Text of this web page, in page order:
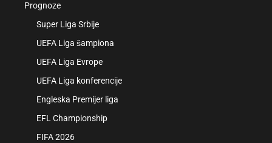
Prognoze
Super Liga Srbije
UEFA Liga šampiona
UEFA Liga Evrope
UEFA Liga konferencije
Engleska Premijer liga
EFL Championship
FIFA 2026